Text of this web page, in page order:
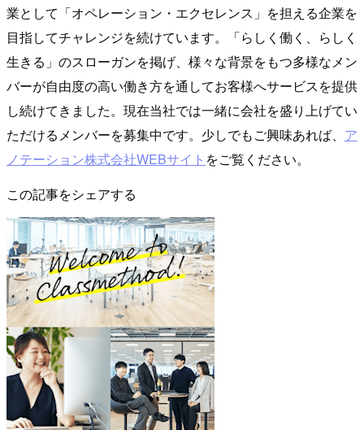
業として「オペレーション・エクセレンス」を担える企業を
目指してチャレンジを続けています。「らしく働く、らしく
生きる」のスローガンを掲げ、様々な背景をもつ多様なメン
バーが自由度の高い働き方を通してお客様へサービスを提供
し続けてきました。現在当社では一緒に会社を盛り上げてい
ただけるメンバーを募集中です。少しでもご興味あれば、 ア
ノテーション株式会社WEBサイト をご覧ください。
この記事をシェアする